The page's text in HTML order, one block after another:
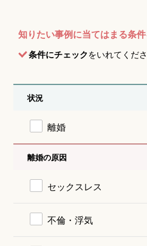
知りたい事例に当てはまる条
条件にチェックをいれてくだ
状況
離婚
離婚の原因
セックスレス
不倫・浮気